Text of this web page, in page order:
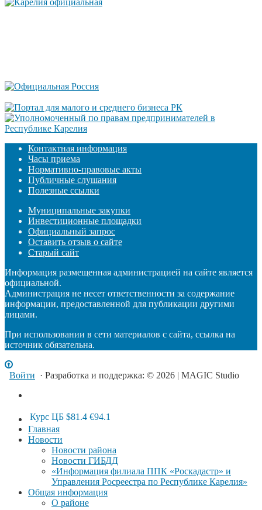
Контактная информация
Часы приема
Нормативно-правовые акты
Публичные слушания
Полезные ссылки
Муниципальные закупки
Инвестиционные площадки
Официальный запрос
Оставить отзыв о сайте
Старый сайт
Информация размещенная администрацией на сайте является
официальной.
Администрация не несет ответственности за содержание
информации, предоставленной для публикации другими
лицами.
При использовании в сети материалов с сайта, ссылка на
источник обязательна.
Войти · Разработка и поддержка: © 2026 | MAGIC Studio
Курс ЦБ $81.4 €94.1
Главная
Новости
Новости района
Новости ГИБДД
«Информация филиала ППК «Роскадастр» и
Управления Росреестра по Республике Карелия»
Общая информация
О районе